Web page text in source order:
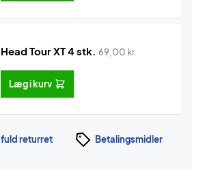
Head Tour XT 4 stk. 69,00 kr.
Læg i kurv
fuld returret Betalingsmidler